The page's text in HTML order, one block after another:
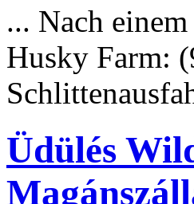
... Nach
Husky Farm:
Üdülés